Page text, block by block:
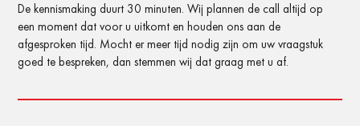
De kennismaking duurt 30 minuten. Wij plannen de call altijd op
een moment dat voor u uitkomt en houden ons aan de
afgesproken tijd. Mocht er meer tijd nodig zijn om uw vraagstuk
goed te bespreken, dan stemmen wij dat graag met u af.